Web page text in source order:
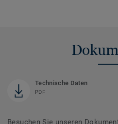
Technische Daten
PDF
Besuchen Sie unseren